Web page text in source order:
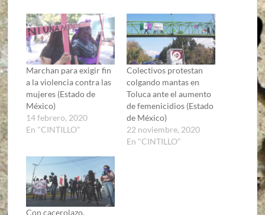
Marchan para exigir fin
a la violencia contra las
mujeres (Estado de
México)
14 febrero, 2020
En "CINTILLO"
Colectivos protestan
colgando mantas en
Toluca ante el aumento
de femenicidios (Estado
de México)
22 noviembre, 2020
En "CINTILLO"
Con cacerolazo,